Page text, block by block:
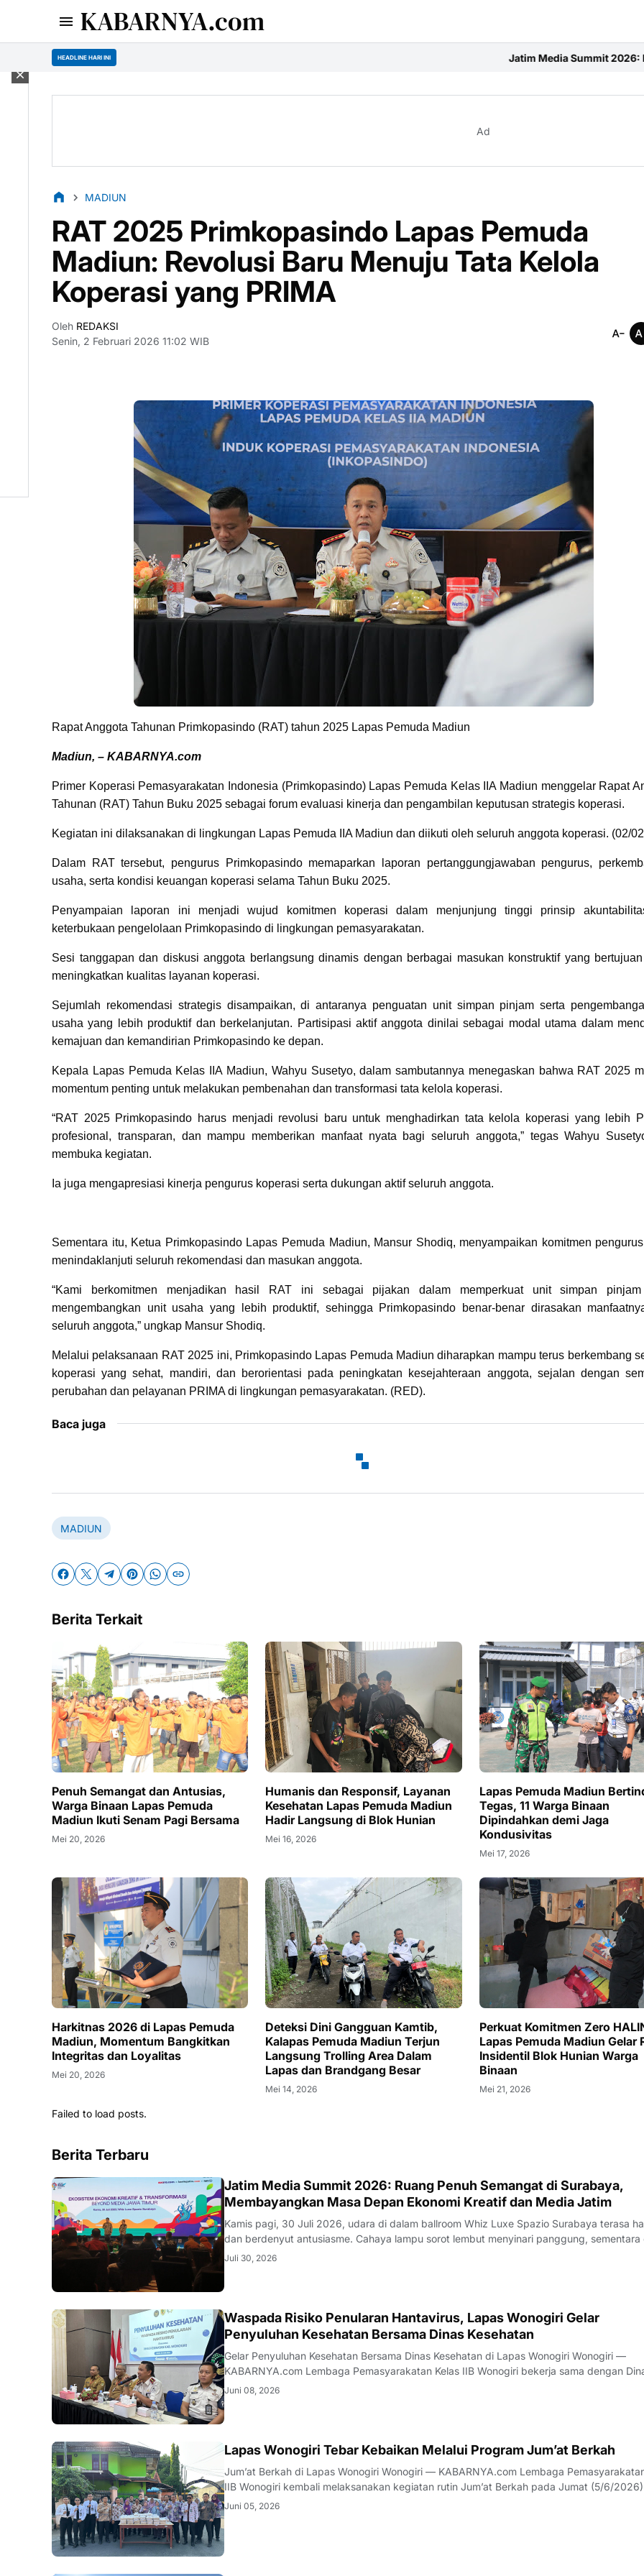
KABARNYA.com
HEADLINE HARI INI Jatim Media Summit 2026: Ruang Penuh
Ad
MADIUN
RAT 2025 Primkopasindo Lapas Pemuda
Madiun: Revolusi Baru Menuju Tata Kelola
Koperasi yang PRIMA
Oleh REDAKSI
Senin, 2 Februari 2026 11:02 WIB
Rapat Anggota Tahunan Primkopasindo (RAT) tahun 2025 Lapas Pemuda Madiun
Madiun, – KABARNYA.com
Primer Koperasi Pemasyarakatan Indonesia (Primkopasindo) Lapas Pemuda Kelas IIA Madiun menggelar Rapat
Tahunan (RAT) Tahun Buku 2025 sebagai forum evaluasi kinerja dan pengambilan keputusan strategis koperasi.
Kegiatan ini dilaksanakan di lingkungan Lapas Pemuda IIA Madiun dan diikuti oleh seluruh anggota koperasi. (02/
Dalam RAT tersebut, pengurus Primkopasindo memaparkan laporan pertanggungjawaban pengurus,
usaha, serta kondisi keuangan koperasi selama Tahun Buku 2025.
Penyampaian laporan ini menjadi wujud komitmen koperasi dalam menjunjung tinggi prinsip
keterbukaan pengelolaan Primkopasindo di lingkungan pemasyarakatan.
Sesi tanggapan dan diskusi anggota berlangsung dinamis dengan berbagai masukan konstruktif yang
meningkatkan kualitas layanan koperasi.
Sejumlah rekomendasi strategis disampaikan, di antaranya penguatan unit simpan pinjam serta
usaha yang lebih produktif dan berkelanjutan. Partisipasi aktif anggota dinilai sebagai modal utama dalam
kemajuan dan kemandirian Primkopasindo ke depan.
Kepala Lapas Pemuda Kelas IIA Madiun, Wahyu Susetyo, dalam sambutannya menegaskan bahwa RAT 2025
momentum penting untuk melakukan pembenahan dan transformasi tata kelola koperasi.
“RAT 2025 Primkopasindo harus menjadi revolusi baru untuk menghadirkan tata kelola koperasi yang lebih
profesional, transparan, dan mampu memberikan manfaat nyata bagi seluruh anggota,” tegas Wahyu
membuka kegiatan.
Ia juga mengapresiasi kinerja pengurus koperasi serta dukungan aktif seluruh anggota.
Sementara itu, Ketua Primkopasindo Lapas Pemuda Madiun, Mansur Shodiq, menyampaikan komitmen
menindaklanjuti seluruh rekomendasi dan masukan anggota.
“Kami berkomitmen menjadikan hasil RAT ini sebagai pijakan dalam memperkuat unit simpan
mengembangkan unit usaha yang lebih produktif, sehingga Primkopasindo benar-benar dirasakan
seluruh anggota,” ungkap Mansur Shodiq.
Melalui pelaksanaan RAT 2025 ini, Primkopasindo Lapas Pemuda Madiun diharapkan mampu terus berkembang
koperasi yang sehat, mandiri, dan berorientasi pada peningkatan kesejahteraan anggota, sejalan dengan
perubahan dan pelayanan PRIMA di lingkungan pemasyarakatan. (RED).
Baca juga
MADIUN
Berita Terkait
Penuh Semangat dan Antusias,
Warga Binaan Lapas Pemuda
Madiun Ikuti Senam Pagi Bersama
Mei 20, 2026
Humanis dan Responsif, Layanan
Kesehatan Lapas Pemuda Madiun
Hadir Langsung di Blok Hunian
Mei 16, 2026
Lapas Pemuda Madiun
Tegas, 11 Warga Binaan
Dipindahkan demi Jaga
Kondusivitas
Mei 17, 2026
Harkitnas 2026 di Lapas Pemuda
Madiun, Momentum Bangkitkan
Integritas dan Loyalitas
Mei 20, 2026
Deteksi Dini Gangguan Kamtib,
Kalapas Pemuda Madiun Terjun
Langsung Trolling Area Dalam
Lapas dan Brandgang Besar
Mei 14, 2026
Perkuat Komitmen Zero
Lapas Pemuda Madiun Gelar
Insidentil Blok Hunian Warga
Binaan
Mei 21, 2026
Failed to load posts.
Berita Terbaru
SURABAYA
Jatim Media Summit 2026: Ruang Penuh Semangat di Surabaya,
Membayangkan Masa Depan Ekonomi Kreatif dan Media Jatim
Kamis pagi, 30 Juli 2026, udara di dalam ballroom Whiz Luxe Spazio Surabaya terasa
dan berdenyut antusiasme. Cahaya lampu sorot lembut menyinari panggung, sementara di
bagian depan, layar LED raksasa berpendar warna-warni dengan tulisan tegas yang
Juli 30, 2026
WONOGIRI
Waspada Risiko Penularan Hantavirus, Lapas Wonogiri Gelar
Penyuluhan Kesehatan Bersama Dinas Kesehatan
Gelar Penyuluhan Kesehatan Bersama Dinas Kesehatan di Lapas Wonogiri Wonogiri —
KABARNYA.com Lembaga Pemasyarakatan Kelas IIB Wonogiri bekerja sama dengan Dinas
Kesehatan Kabupaten Wonogiri menggelar kegiatan penyuluhan kesehatan tentang
Juni 08, 2026
WONOGIRI Lapas Wonogiri Tebar Kebaikan Melalui Program Jum’at Berkah
Jum’at Berkah di Lapas Wonogiri Wonogiri — KABARNYA.com Lembaga Pemasyarakatan Kelas
IIB Wonogiri kembali melaksanakan kegiatan rutin Jum’at Berkah pada Jumat (5/6/2026)
sebagai wujud kepedulian sosial kepada masyarakat. Kegiatan diawali dengan apel pagi
Juni 05, 2026